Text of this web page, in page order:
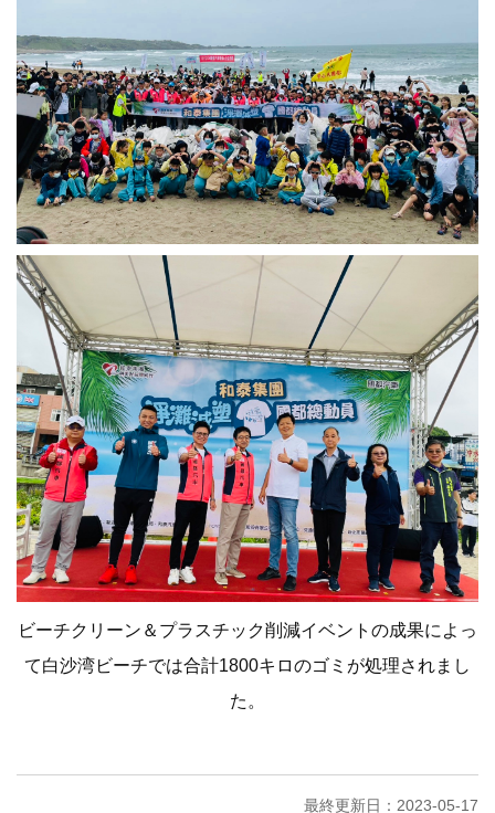
ビーチクリーン＆プラスチック削減イベントの成果によっ
て白沙湾ビーチでは合計1800キロのゴミが処理されまし
た。
最終更新日：2023-05-17